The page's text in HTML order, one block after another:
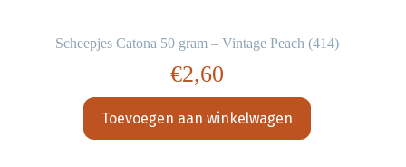
Scheepjes Catona 50 gram – Vintage Peach (414)
€2,60
Toevoegen aan winkelwagen